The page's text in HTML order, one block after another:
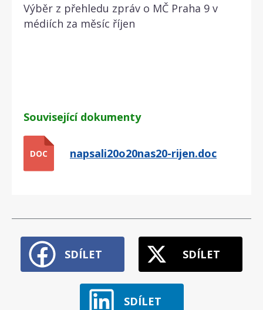
Výběr z přehledu zpráv o MČ Praha 9 v
médiích za měsíc říjen
Související dokumenty
DOC napsali20o20nas20-rijen.doc
SDÍLET SDÍLET
SDÍLET